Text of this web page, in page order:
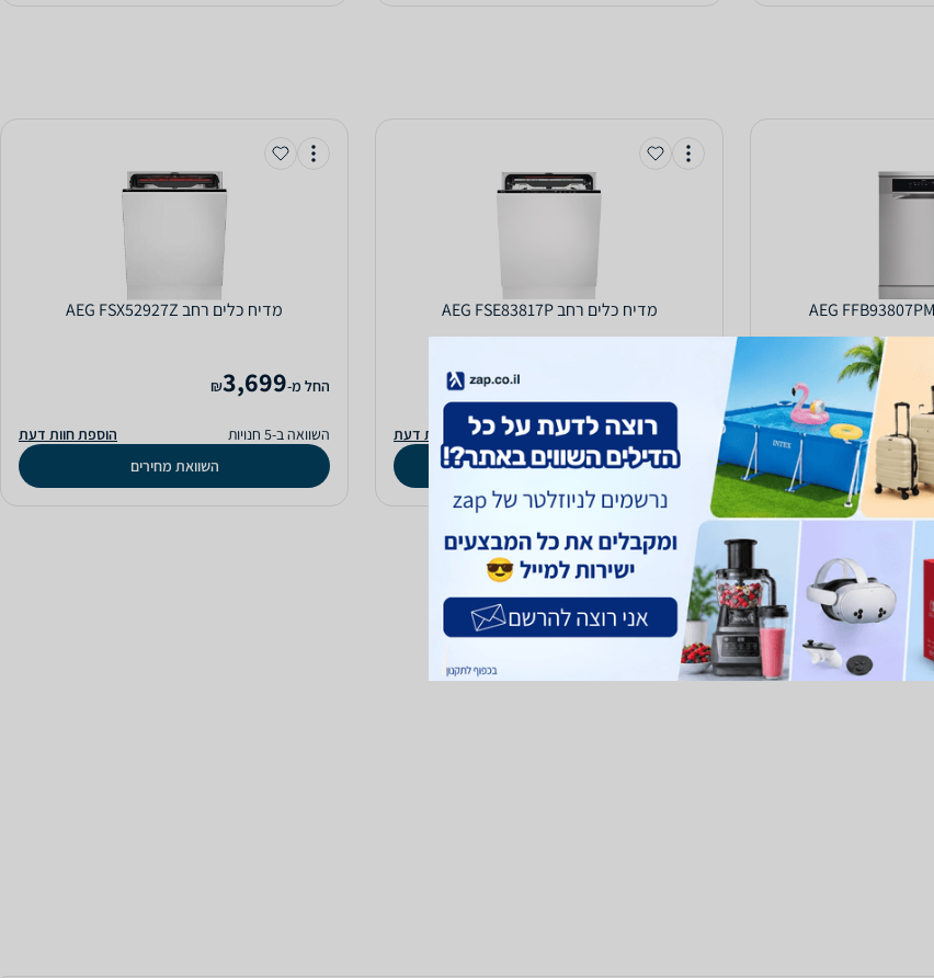
הוספת חוות דעת
מחירים
מדיח כלים ‏רחב AEG FSE83817P
השוואה ב-8 חנויות
הוספת חוות דעת
השוואת מחירים
מדיח כלים ‏רחב AEG FSX52927Z
‫החל מ-3,699
₪
השוואה ב-5 חנויות
הוספת חוות דעת
השוואת מחירים